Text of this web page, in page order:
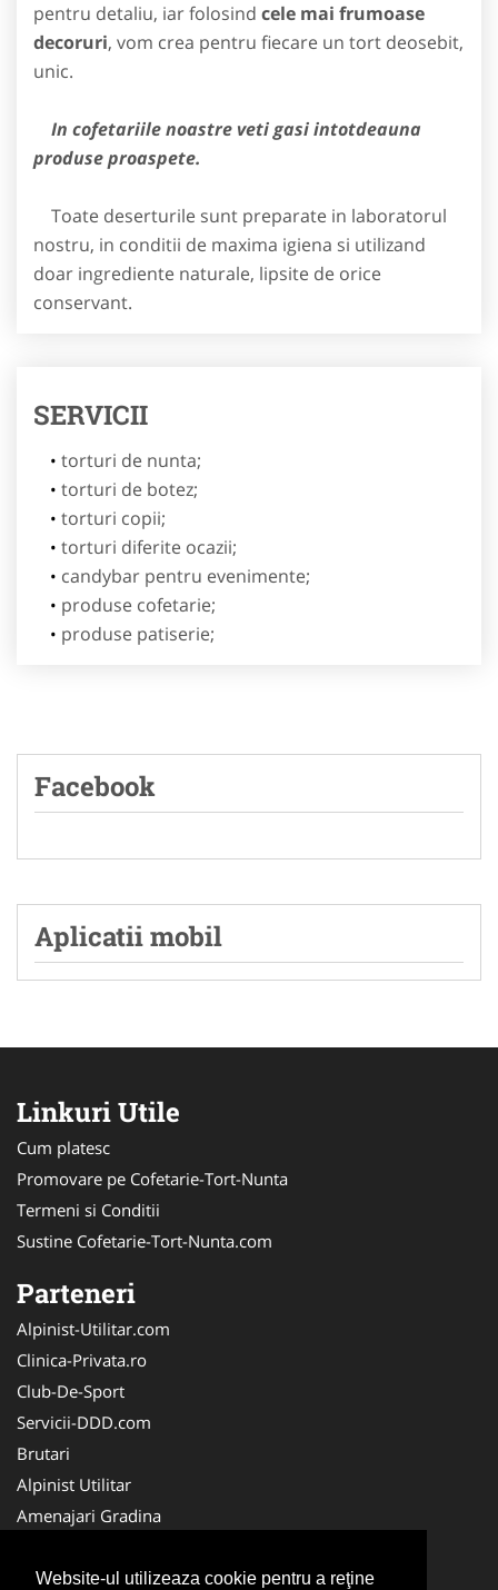
Website-ul utilizeaza cookie pentru a reţine
pentru detaliu, iar folosind cele mai frumoase
decoruri, vom crea pentru fiecare un tort deosebit,
unic.
In cofetariile noastre veti gasi intotdeauna
produse proaspete.
Toate deserturile sunt preparate in laboratorul
nostru, in conditii de maxima igiena si utilizand
doar ingrediente naturale, lipsite de orice
conservant.
SERVICII
torturi de nunta;
torturi de botez;
torturi copii;
torturi diferite ocazii;
candybar pentru evenimente;
produse cofetarie;
produse patiserie;
Facebook
Aplicatii mobil
Linkuri Utile
Cum platesc
Promovare pe Cofetarie-Tort-Nunta
Termeni si Conditii
Sustine Cofetarie-Tort-Nunta.com
Parteneri
Alpinist-Utilitar.com
Clinica-Privata.ro
Club-De-Sport
Servicii-DDD.com
Brutari
Alpinist Utilitar
Amenajari Gradina
Cabinet-Individual.ro